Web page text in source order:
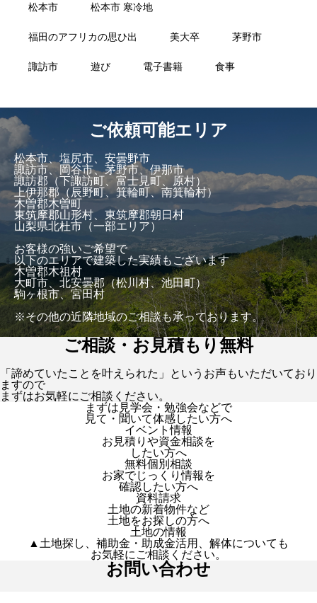
松本市 松本市 寒冷地
福田のアフリカの思ひ出 美大卒 茅野市
諏訪市 遊び 電子書籍 食事
ご依頼可能エリア
松本市、塩尻市、安曇野市
諏訪市、岡谷市、茅野市、伊那市
諏訪郡（下諏訪町、富士見町、原村）
上伊那郡（辰野町、箕輪町、南箕輪村）
木曽郡木曽町
東筑摩郡山形村、東筑摩郡朝日村
山梨県北杜市（一部エリア）
お客様の強いご希望で
以下のエリアで建築した実績もございます
木曽郡木祖村
大町市、北安曇郡（松川村、池田町）
駒ヶ根市、宮田村
※その他の近隣地域のご相談も承っております。
ご相談・お見積もり無料
「諦めていたことを叶えられた」というお声もいただいており
ますので
まずはお気軽にご相談ください。
まずは見学会・勉強会などで
見て・聞いて体感したい方へ
イベント情報
お見積りや資金相談を
したい方へ
無料個別相談
お家でじっくり情報を
確認したい方へ
資料請求
土地の新着物件など
土地をお探しの方へ
土地の情報
▲土地探し、補助金・助成金活用、解体についても
お気軽にご相談ください。
お問い合わせ